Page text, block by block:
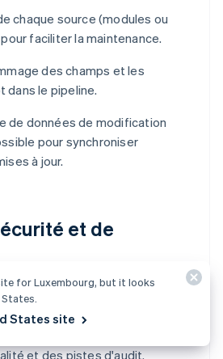
chaque source (modules ou
faciliter la maintenance.
des champs et les
le pipeline.
de données de modification
pour synchroniser
à jour.
et de
sensibles, en particulier des
financières, crée des risques.
et des pistes d'audit.
for Luxembourg, but it looks
States site